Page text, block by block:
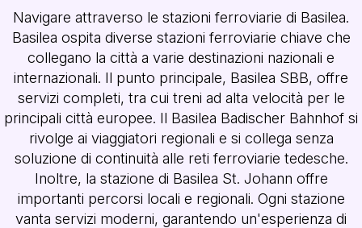
Navigare attraverso le stazioni ferroviarie di Basilea.
Basilea ospita diverse stazioni ferroviarie chiave che
collegano la città a varie destinazioni nazionali e
internazionali. Il punto principale, Basilea SBB, offre
servizi completi, tra cui treni ad alta velocità per le
principali città europee. Il Basilea Badischer Bahnhof si
rivolge ai viaggiatori regionali e si collega senza
soluzione di continuità alle reti ferroviarie tedesche.
Inoltre, la stazione di Basilea St. Johann offre
importanti percorsi locali e regionali. Ogni stazione
vanta servizi moderni, garantendo un'esperienza di